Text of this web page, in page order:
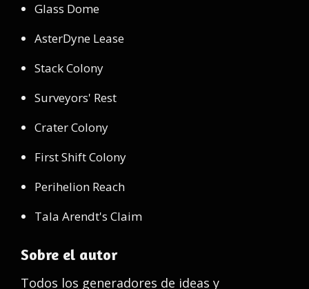
Glass Dome
AsterDyne Lease
Stack Colony
Surveyors' Rest
Crater Colony
First Shift Colony
Perihelion Reach
Tala Arendt's Claim
Sobre el autor
Todos los generadores de ideas y